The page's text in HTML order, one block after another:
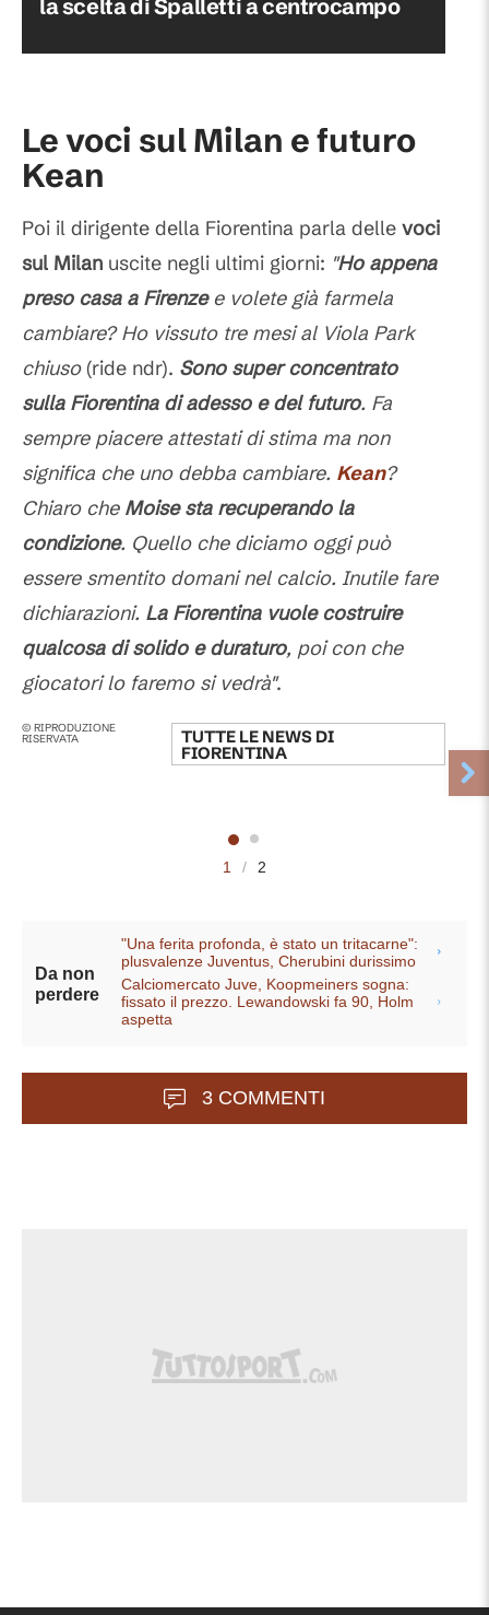
la scelta di Spalletti a centrocampo
Le voci sul Milan e futuro
Kean
Poi il dirigente della Fiorentina parla delle voci
sul Milan uscite negli ultimi giorni: "Ho appena
preso casa a Firenzee volete già farmela
cambiare? Ho vissuto tre mesi al Viola Park
chiuso(ride ndr). Sono super concentrato
sulla Fiorentina di adesso e del futuro. Fa
sempre piacere attestati di stima ma non
significa che uno debba cambiare. Kean?
Chiaro che Moise sta recuperando la
condizione. Quello che diciamo oggi può
essere smentito domani nel calcio. Inutile fare
dichiarazioni. La Fiorentina vuole costruire
qualcosa di solido e duraturo, poi con che
giocatori lo faremo si vedrà".
© RIPRODUZIONE
RISERVATA TUTTE LE NEWS DI
FIORENTINA
1 / 2
Da non
perdere
"Una ferita profonda, è stato un tritacarne":
plusvalenze Juventus, Cherubini durissimo
Calciomercato Juve, Koopmeiners sogna:
fissato il prezzo. Lewandowski fa 90, Holm
aspetta
3 COMMENTI